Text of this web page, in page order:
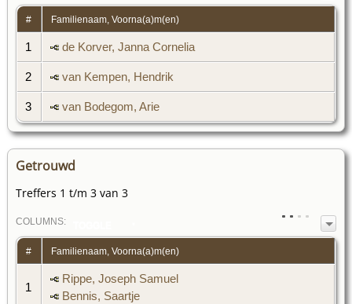
# Familienaam, Voorna(a)m(en)
1 de Korver, Janna Cornelia
2 van Kempen, Hendrik
3 van Bodegom, Arie
Getrouwd
Treffers 1 t/m 3 van 3
COL UMNS:
# Familienaam, Voorna(a)m(en)
1
Rippe, Joseph Samuel
Bennis, Saartje